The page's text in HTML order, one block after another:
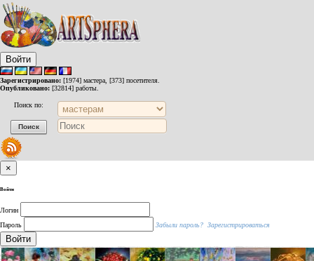
Войти
Зарегистрировано: [1974] мастера, [373] посетителя.
Опубликовано: [32814] работы.
Поиск по:
×
Войти
Логин
Пароль
Забыли пароль? Зарегистрироваться
Войти